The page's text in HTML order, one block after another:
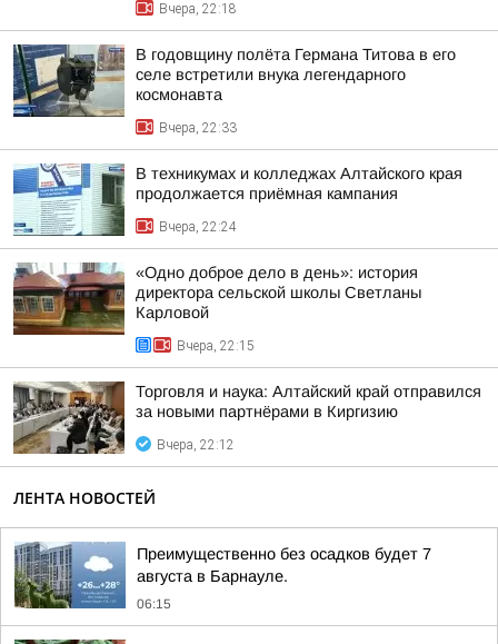
Вчера, 22:18
В годовщину полёта Германа Титова в его
селе встретили внука легендарного
космонавта
Вчера, 22:33
В техникумах и колледжах Алтайского края
продолжается приёмная кампания
Вчера, 22:24
«Одно доброе дело в день»: история
директора сельской школы Светланы
Карловой
Вчера, 22:15
Торговля и наука: Алтайский край отправился
за новыми партнёрами в Киргизию
Вчера, 22:12
ЛЕНТА НОВОСТЕЙ
Преимущественно без осадков будет 7
августа в Барнауле.
06:15